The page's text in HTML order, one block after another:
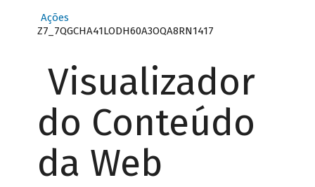
Ações
Z7_7QGCHA41LODH60A3OQA8RN1417
Visualizador
do Conteúdo
da Web